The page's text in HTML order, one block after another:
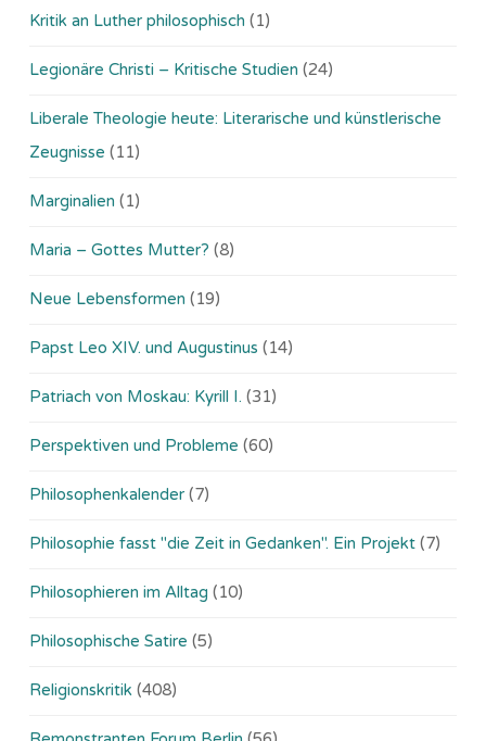
Kritik an Luther philosophisch (1)
Legionäre Christi – Kritische Studien (24)
Liberale Theologie heute: Literarische und künstlerische
Zeugnisse (11)
Marginalien (1)
Maria – Gottes Mutter? (8)
Neue Lebensformen (19)
Papst Leo XIV. und Augustinus (14)
Patriach von Moskau: Kyrill I. (31)
Perspektiven und Probleme (60)
Philosophenkalender (7)
Philosophie fasst "die Zeit in Gedanken". Ein Projekt (7)
Philosophieren im Alltag (10)
Philosophische Satire (5)
Religionskritik (408)